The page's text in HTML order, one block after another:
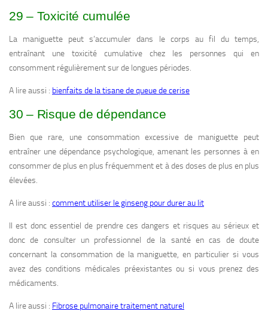
29 – Toxicité cumulée
La maniguette peut s’accumuler dans le corps au fil du temps,
entraînant une toxicité cumulative chez les personnes qui en
consomment régulièrement sur de longues périodes.
A lire aussi : bienfaits de la tisane de queue de cerise
30 – Risque de dépendance
Bien que rare, une consommation excessive de maniguette peut
entraîner une dépendance psychologique, amenant les personnes à en
consommer de plus en plus fréquemment et à des doses de plus en plus
élevées.
A lire aussi : comment utiliser le ginseng pour durer au lit
Il est donc essentiel de prendre ces dangers et risques au sérieux et
donc de consulter un professionnel de la santé en cas de doute
concernant la consommation de la maniguette, en particulier si vous
avez des conditions médicales préexistantes ou si vous prenez des
médicaments.
A lire aussi : Fibrose pulmonaire traitement naturel